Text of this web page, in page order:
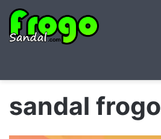
sandal frogo